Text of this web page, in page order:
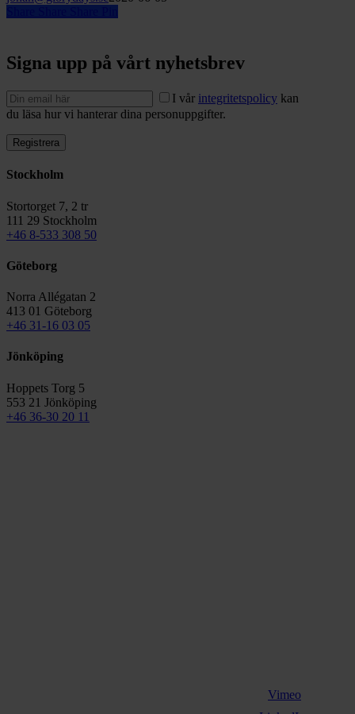
Signa upp på vårt nyhetsbrev
I vår integritetspolicy kan
du läsa hur vi hanterar dina personuppgifter.
Stockholm
Stortorget 7, 2 tr
111 29 Stockholm
+46 8-533 308 50
Göteborg
Norra Allégatan 2
413 01 Göteborg
+46 31-16 03 05
Jönköping
Hoppets Torg 5
553 21 Jönköping
+46 36-30 20 11
Vimeo